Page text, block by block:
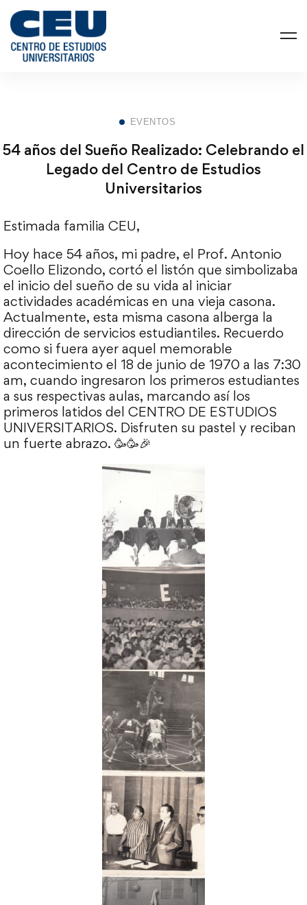
EVENTOS
54 años del Sueño Realizado: Celebrando el
Legado del Centro de Estudios
Universitarios
Estimada familia CEU,
Hoy hace 54 años, mi padre, el Prof. Antonio
Coello Elizondo, cortó el listón que simbolizaba
el inicio del sueño de su vida al iniciar
actividades académicas en una vieja casona.
Actualmente, esta misma casona alberga la
dirección de servicios estudiantiles. Recuerdo
como si fuera ayer aquel memorable
acontecimiento el 18 de junio de 1970 a las 7:30
am, cuando ingresaron los primeros estudiantes
a sus respectivas aulas, marcando así los
primeros latidos del CENTRO DE ESTUDIOS
UNIVERSITARIOS. Disfruten su pastel y reciban
un fuerte abrazo. 🥳🥳🎉